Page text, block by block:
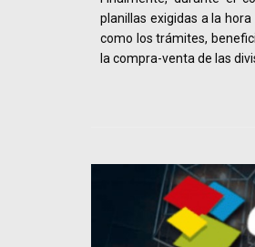
planillas exigidas a la
como los trámites,
la compra-venta de las